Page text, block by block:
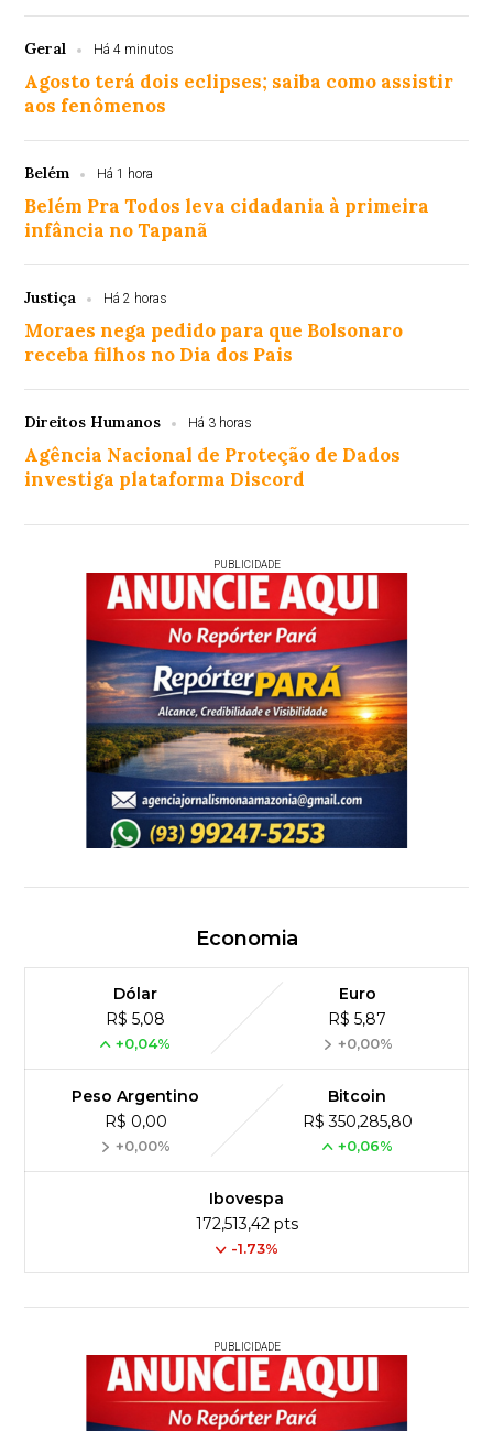
Geral Há 4 minutos
Agosto terá dois eclipses; saiba como assistir
aos fenômenos
Belém Há 1 hora
Belém Pra Todos leva cidadania à primeira
infância no Tapanã
Justiça Há 2 horas
Moraes nega pedido para que Bolsonaro
receba filhos no Dia dos Pais
Direitos Humanos Há 3 horas
Agência Nacional de Proteção de Dados
investiga plataforma Discord
PUBLICIDADE
Economia
Dólar
R$ 5,08
+0,04%
Euro
R$ 5,87
+0,00%
Peso Argentino
R$ 0,00
+0,00%
Bitcoin
R$ 350,285,80
+0,06%
Ibovespa
172,513,42 pts
-1.73%
PUBLICIDADE